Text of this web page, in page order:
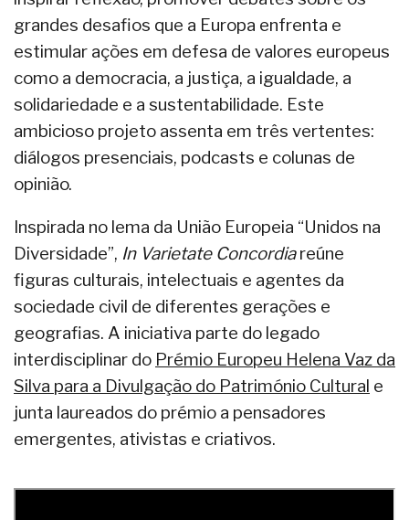
grandes desafios que a Europa enfrenta e
estimular ações em defesa de valores europeus
como a democracia, a justiça, a igualdade, a
solidariedade e a sustentabilidade. Este
ambicioso projeto assenta em três vertentes:
diálogos presenciais, podcasts e colunas de
opinião.
Inspirada no lema da União Europeia “Unidos na
Diversidade”, In Varietate Concordiareúne
figuras culturais, intelectuais e agentes da
sociedade civil de diferentes gerações e
geografias. A iniciativa parte do legado
interdisciplinar do Prémio Europeu Helena Vaz da
Silva para a Divulgação do Património Cultural e
junta laureados do prémio a pensadores
emergentes, ativistas e criativos.